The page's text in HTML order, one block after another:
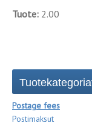
Tuote: 2.00
Postage fees
Postimaksut